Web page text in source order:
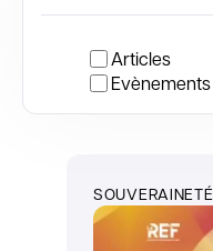
Articles
Evènements
SOUVERAINETÉ